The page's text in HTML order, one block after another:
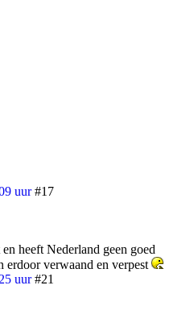
uur #17
heeft Nederland geen goed
erdoor verwaand en verpest
uur #21